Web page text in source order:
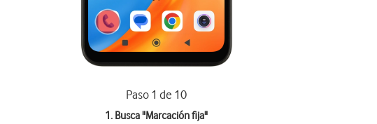
Paso 1 de 10
1. Busca "Marcación fija"